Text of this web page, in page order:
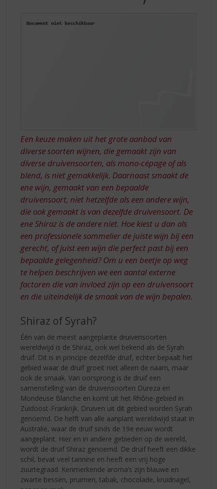
SHIRAZ
Een keuze maken uit het grote aanbod van
diverse soorten wijnen, die gemaakt zijn van
diverse druivensoorten, als mono-cépage of als
blend, is niet gemakkelijk. Daarnaast smaakt de
ene wijn, gemaakt van een bepaalde
druivensoort, niet hetzelfde als een andere wijn,
die ook gemaakt is van dezelfde druivensoort. De
ene Shiraz is de andere niet. Hoe kiest u dan als
een professionele sommelier de juiste wijn bij een
gerecht, of juist een wijn die perfect past bij een
bepaalde gelegenheid? Om u een beetje op weg
te helpen beschrijven we een aantal externe
factoren die van invloed zijn op een druivensoort
en die uiteindelijk de smaak van de wijn bepalen.
Shiraz of Syrah?
Één van de meest aangeplante druivensoorten
wereldwijd is de Shiraz, ook wel bekend als de Syrah
druif. Dit is in principe dezelfde druif, echter bepaalt het
gebied waar de druif groeit niet alleen de naam, maar
ook de smaak. Van oorsprong is de druif een
samenstelling van de druivensoorten Dureza en
Mondeuse Blanche en komt uit het Rhône-gebied in
Zuidoost-Frankrijk. Druiven uit dit gebied worden Syrah
genoemd. De helft van alle aanplant wereldwijd staat in
Australië, waar de druif sinds de 19e eeuw wordt
aangeplant. Hier en in andere gebieden op de wereld,
wordt de druif Shiraz genoemd. De druif heeft een dikke
schil, bevat veel tannine en heeft een vrij hoge
zuurtegraad. Kenmerkende aroma’s zijn blauwe en
zwarte bessen, pruimen, tabak, chocolade, kruidnagel,